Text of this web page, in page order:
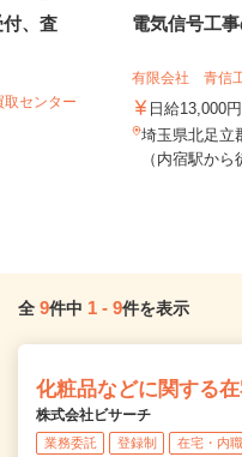
、査
センター
電気信号工
有限会社 青信
日給13,000
埼玉県北足立
（内宿駅か
全 9件中 1 - 9件を表示
化粧品などに関する
株式会社ビサーチ
業務委託 登録制 在宅・内職